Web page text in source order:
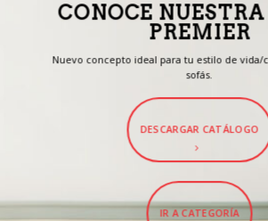
CONOCE
PREMIER
Nuevo concepto ideal para tu estilo de vida/
sofás.
DESCARGAR CATÁLOGO
IR A CATEGORÍA